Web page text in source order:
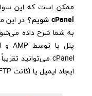
ممکن است که این
cPanel شویم؟
در این
به شما شرح داده
cPanel می‌توانید تقریباً هر کاری از جمله
ایجاد ایمیل یا اکانت FTP انجام دهید.